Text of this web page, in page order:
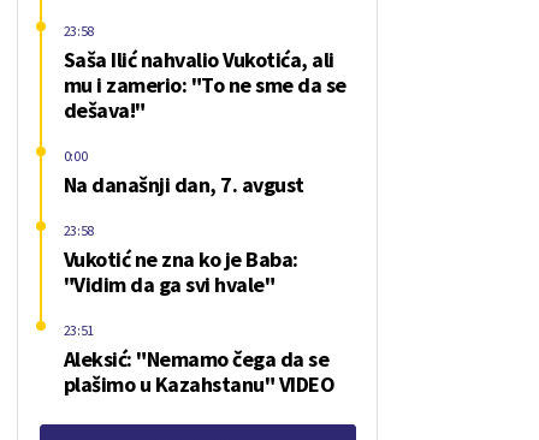
Saša Ilić nahvalio Vukotića, ali
mu i zamerio: "To ne sme da se
dešava!"
23:58
Na današnji dan, 7. avgust
0:00
Vukotić ne zna ko je Baba:
"Vidim da ga svi hvale"
23:58
Aleksić: "Nemamo čega da se
plašimo u Kazahstanu" VIDEO
23:51